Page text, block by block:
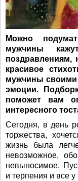
Можно
мужчины
поздравлениям,
красивое
мужчины своими
эмоции.
поможет вам
интересного
Сегодня, в день
торжества,
жизнь была
невозможное,
невыносимое.
и терпения и все у